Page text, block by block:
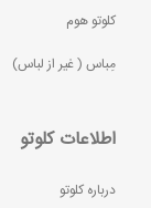
کلوتو هوم
مِباس ( غير از لباس)
اطلاعات کلوتو
درباره کلوتو